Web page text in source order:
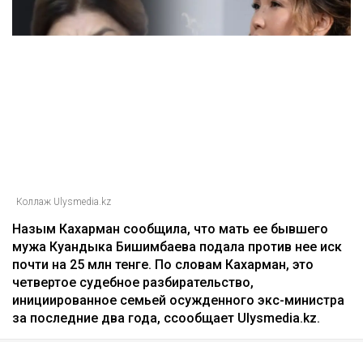
Коллаж Ulysmedia.kz
Назым Кахарман сообщила, что мать ее бывшего
мужа Куандыка Бишимбаева подала против нее иск
почти на 25 млн тенге. По словам Кахарман, это
четвертое судебное разбирательство,
инициированное семьей осужденного экс-министра
за последние два года, ссообщает Ulysmedia.kz.